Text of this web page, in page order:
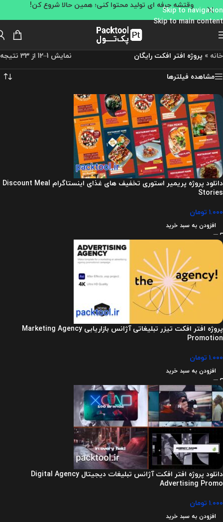
Skip to navigation
Skip to main content
وقتشه حرفه ای تولید محتوا کنی؛ همین حالا شروع کن!
خانه » پروژه افتر افکت رایگان
نمایش 1–12 از 33 نتیجه
مشاهده فیلترها
دانلود پروژه پریمیر استوری تخفیف های غذای اینستاگرام Discount Meal
Stories
۱.۰۰۰ تومان
افزودن به سبد خرید
پروژه افتر افکت تیزر تبلیغاتی آژانس بازاریابی Marketing Agency
Promotion
۱.۰۰۰ تومان
افزودن به سبد خرید
دانلود پروژه افتر افکت آژانس تبلیغات دیجیتال Digital Agency
Advertising Promo
۱.۰۰۰ تومان
افزودن به سبد خرید